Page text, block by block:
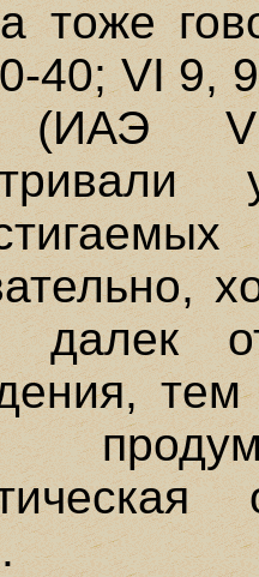
тоже
40; VI 9,
(ИАЭ